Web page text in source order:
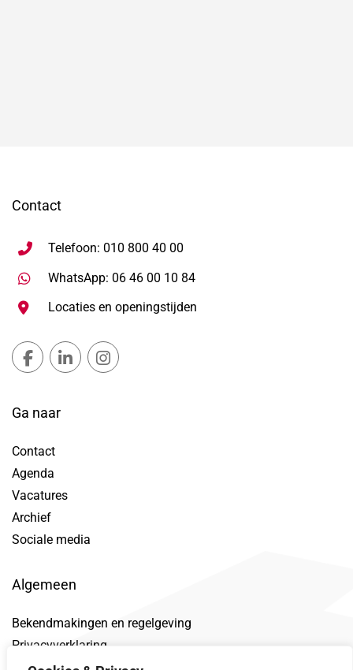
Contact
Telefoon: 010 800 40 00
WhatsApp: 06 46 00 10 84Stuur WhatsApp bericht,
Locaties en openingstijden
Gemeente Lansingerland Facebook, opent in nieuw
Gemeente Lansingerland LinkedIn, opent in
Ga naar
Contact
Agenda
Vacatures
Archief
Sociale media
Algemeen
Bekendmakingen en regelgeving
Privacyverklaring